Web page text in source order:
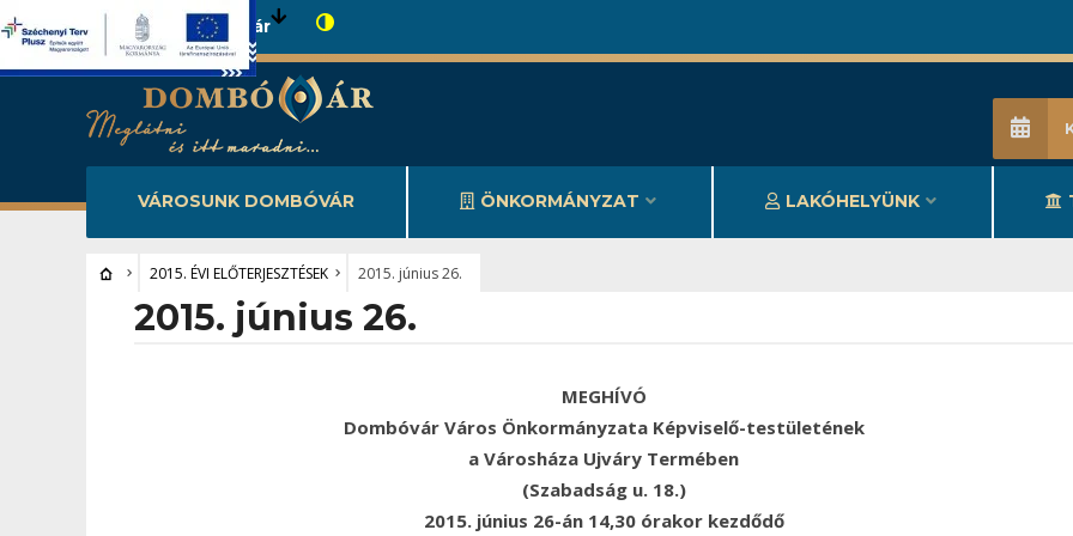
Városunk Dombóvár
VÁROSUNK DOMBÓVÁR ÖNKORMÁNYZAT LAKÓHELYÜNK
2015. ÉVI ELŐTERJESZTÉSEK 2015. június 26.
2015. június 26.
MEGHÍVÓ
Dombóvár Város Önkormányzata Képviselő-testületének
a Városháza Ujváry Termében
(Szabadság u. 18.)
2015. június 26-án 14,30 órakor kezdődő